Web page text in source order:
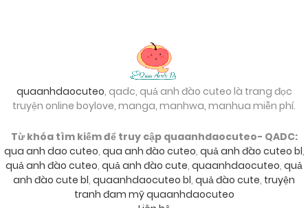
quaanhdaocuteo, qadc, quả anh đào cuteo là trang đọc
truyện online boylove, manga, manhwa, manhua miễn phí.
Từ khóa tìm kiếm để truy cập quaanhdaocuteo- QADC:
qua anh dao cuteo, qua anh đào cuteo, quả anh đào cuteo bl,
quả anh đào cuteo, quả anh đào cute, quaanhdaocuteo, quả
anh đào cute bl, quaanhdaocuteo bl, quả đào cute, truyện
tranh đam mỹ quaanhdaocuteo